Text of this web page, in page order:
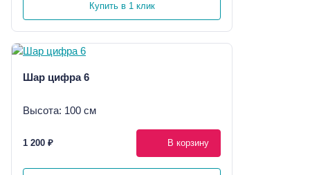
Купить в 1 клик
Шар цифра 6
Высота: 100 см
1 200 ₽ В корзину